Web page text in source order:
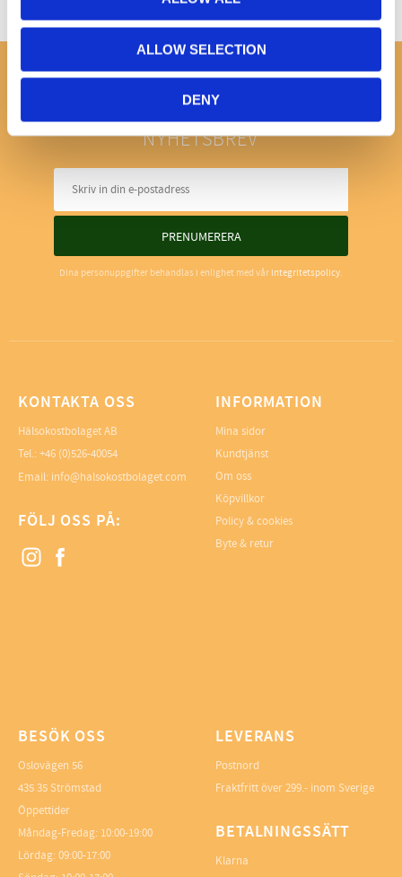
ALLOW SELECTION
DENY
NYHETSBREV
PRENUMERERA
Dina personuppgifter behandlas i enlighet med vår integritetspolicy.
KONTAKTA OSS
Hälsokostbolaget AB
Tel.: +46 (0)526-40054
Email: info@halsokostbolaget.com
FÖLJ OSS PÅ:
INFORMATION
Mina sidor
Kundtjänst
Om oss
Köpvillkor
Policy & cookies
Byte & retur
BESÖK OSS
Oslovägen 56
435 35 Strömstad
Öppettider
Måndag-Fredag: 10:00-19:00
Lördag: 09:00-17:00
LEVERANS
Postnord
Fraktfritt över 299.- inom Sverige
BETALNINGSSÄTT
Klarna